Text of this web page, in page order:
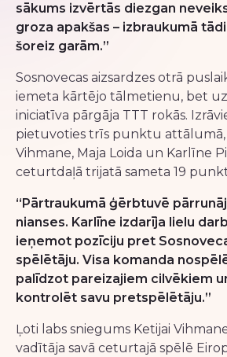
sākums izvērtās diezgan
groza apakšas – izbraukumā
šoreiz garām.”
Sosnovecas aizsardzes otrā
iemeta kārtējo tālmetienu, bet
iniciatīva pārgāja TTT rokās.
pietuvoties trīs punktu
Vihmane, Maja Loida un Karlīne
ceturtdaļā trijatā sameta 19
“Pārtraukumā ģērbtuvē
nianses. Karlīne izdarīja lielu
ieņemot pozīciju pret
spēlētāju. Visa komanda
palīdzot pareizajiem cilvēkiem
kontrolēt savu pretspēlētāju.”
Ļoti labs sniegums Ketijai
vadītāja savā ceturtajā spēlē